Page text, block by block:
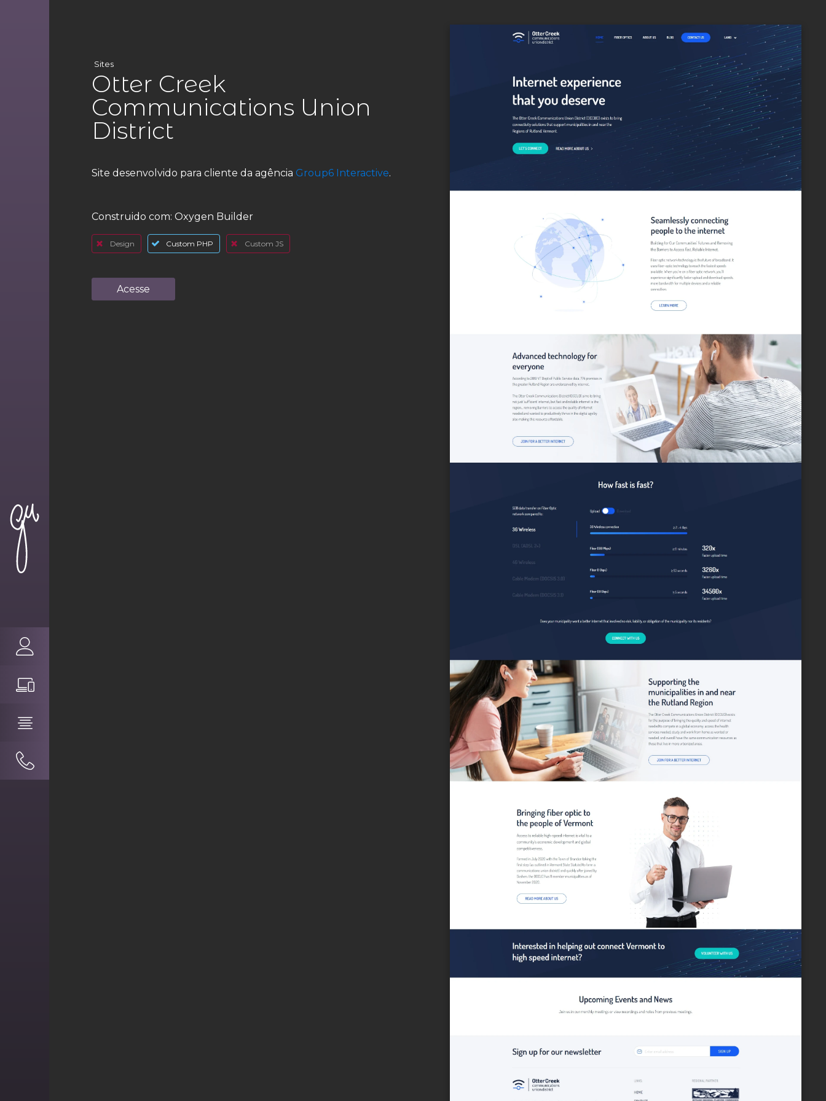
Sites
Otter Creek
Communications Union
District
Site desenvolvido para cliente da agência Group6 Interactive.
Construido com: Oxygen Builder
Design Custom PHP Custom JS
Acesse